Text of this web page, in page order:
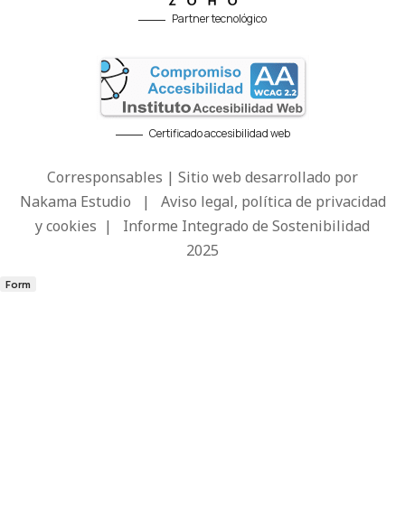
Partner tecnológico
Certificado accesibilidad web
Corresponsables | Sitio web desarrollado por
Nakama Estudio | Aviso legal, política de privacidad
y cookies | Informe Integrado de Sostenibilidad
2025
Form